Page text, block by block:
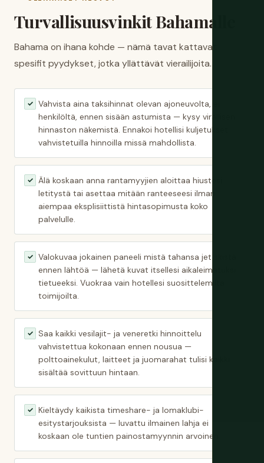
Turvallisuusvinkit Bahamalle
Bahama on ihana kohde — nämä tavat kattavat
spesifit pyydykset, jotka yllättävät vierailijoita.
✓ Vahvista aina taksihinnat olevan ajoneuvolta, ei
henkilöltä, ennen sisään astumista — kysy virallisen
hinnaston näkemistä. Ennakoi hotellisi kuljetukset
vahvistetuilla hinnoilla missä mahdollista.
✓ Älä koskaan anna rantamyyjien aloittaa hiustesi
letitystä tai asettaa mitään ranteeseesi ilman
aiempaa eksplisiittistä hintasopimusta koko
palvelulle.
✓ Valokuvaa jokainen paneeli mistä tahansa jet skistä
ennen lähtöä — lähetä kuvat itsellesi aikaleimatuksi
tietueeksi. Vuokraa vain hotellesi suosittelemilta
toimijoilta.
✓ Saa kaikki vesilajit- ja veneretki hinnoittelu
vahvistettua kokonaan ennen nousua —
polttoainekulut, laitteet ja juomarahat tulisi kaikki
sisältää sovittuun hintaan.
✓ Kieltäydy kaikista timeshare- ja lomaklubi-
esitystarjouksista — luvattu ilmainen lahja ei
koskaan ole tuntien painostamyynnin arvoinen.